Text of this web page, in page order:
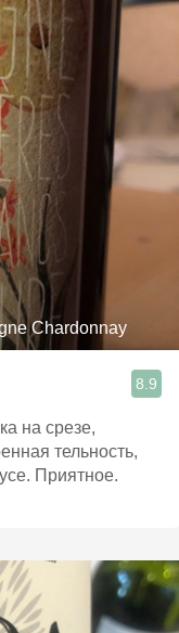
Chardonnay
8.9
на срезе,
тельность,
Приятное.